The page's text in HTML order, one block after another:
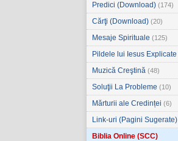
Predici (Download) (174)
Cărţi (Download) (20)
Mesaje Spirituale (125)
Pildele lui Iesus Explicate
Muzică Creştină (48)
Soluţii La Probleme (10)
Mărturii ale Credinței (6)
Link-uri (Pagini Sugerate)
Biblia Online (SCC)